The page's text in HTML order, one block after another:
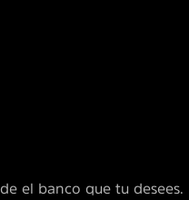
el banco que tu desees.